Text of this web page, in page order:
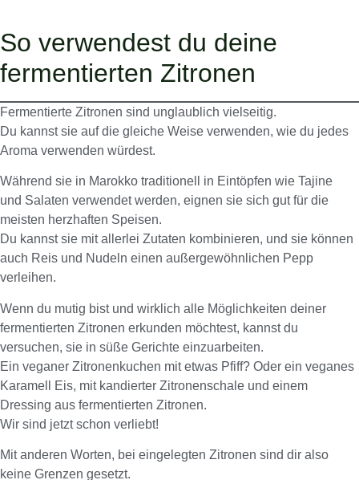
So verwendest du deine
fermentierten Zitronen
Fermentierte Zitronen sind unglaublich vielseitig.
Du kannst sie auf die gleiche Weise verwenden, wie du jedes
Aroma verwenden würdest.
Während sie in Marokko traditionell in Eintöpfen wie Tajine
und Salaten verwendet werden, eignen sie sich gut für die
meisten herzhaften Speisen.
Du kannst sie mit allerlei Zutaten kombinieren, und sie können
auch Reis und Nudeln einen außergewöhnlichen Pepp
verleihen.
Wenn du mutig bist und wirklich alle Möglichkeiten deiner
fermentierten Zitronen erkunden möchtest, kannst du
versuchen, sie in süße Gerichte einzuarbeiten.
Ein veganer Zitronenkuchen mit etwas Pfiff? Oder ein veganes
Karamell Eis, mit kandierter Zitronenschale und einem
Dressing aus fermentierten Zitronen.
Wir sind jetzt schon verliebt!
Mit anderen Worten, bei eingelegten Zitronen sind dir also
keine Grenzen gesetzt.